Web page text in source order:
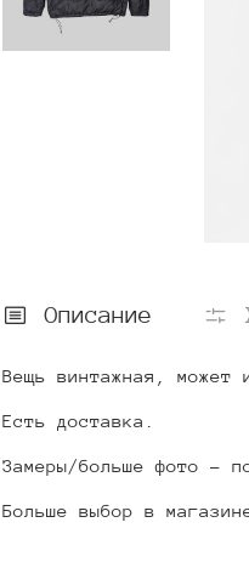
Описание
Вещь винтажная, может
Есть доставка.
Замеры/больше фото -
Больше выбор в